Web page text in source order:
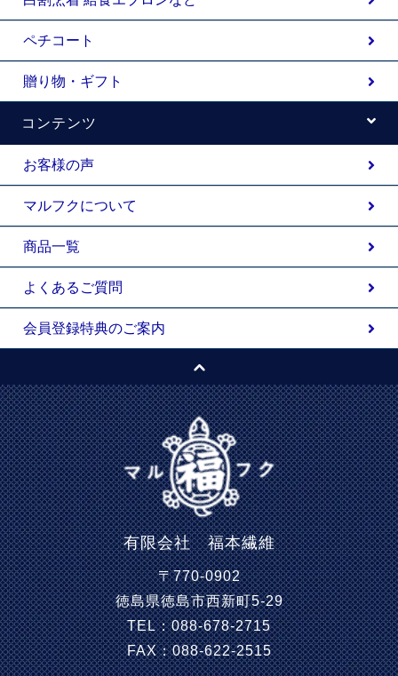
ペチコート
贈り物・ギフト
コンテンツ
お客様の声
マルフクについて
商品一覧
よくあるご質問
会員登録特典のご案内
有限会社 福本繊維
〒770-0902
徳島県徳島市西新町5-29
TEL：088-678-2715
FAX：088-622-2515